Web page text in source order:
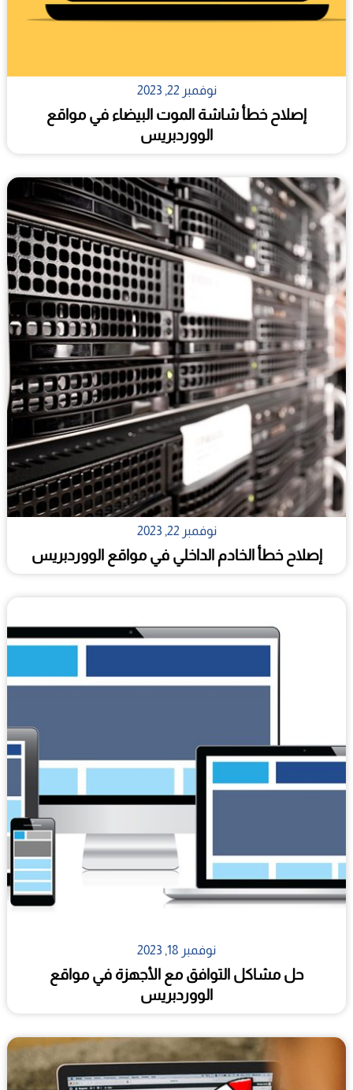
نوفمبر 22, 2023
إصلاح خطأ شاشة الموت البيضاء في مواقع
الووردبريس
نوفمبر 22, 2023
إصلاح خطأ الخادم الداخلي في مواقع الووردبريس
نوفمبر 18, 2023
حل مشاكل التوافق مع الأجهزة في مواقع
الووردبريس